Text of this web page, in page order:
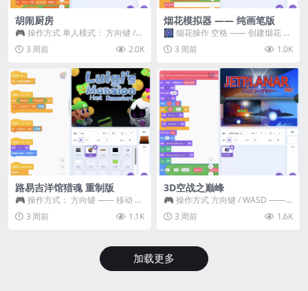
胡闹厨房
🎮 操作方式 单人模式： 方向键 /
WASD —— 移动 Z / K —— 抓...
3 周前 2.0K
烟花模拟器 —— 纯画笔版
🎆 烟花操作 空格 —— 创建烟花 1
~ 3 —— 切换烟花类型 普通烟花
嘶...3 周前 1.0K
路易吉洋馆猎魂 重制版
🎮 操作方式： 方向键 —— 移动 &
跳跃 空格 —— 打开宝箱 将你...
3 周前 1.1K
3D空战之巅峰
🎮 操作方式 方向键 / WASD ——
移动 Z / K —— 射击 / 攻击...
3 周前 1.6K
加载更多